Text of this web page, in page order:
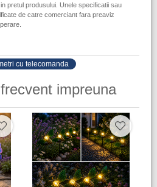
pretul produsului. Unele specificatii sau
de catre comerciant fara preaviz
cu telecomanda
impreuna